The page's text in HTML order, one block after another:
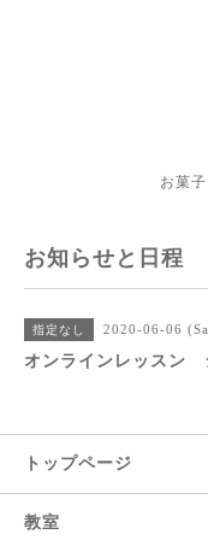
お菓
お知らせと日程
指定なし 2020-06-06
オンラインレッスン
トップページ
教室